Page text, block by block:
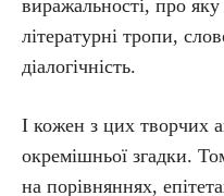
виражальності, про
літературні тропи,
діалогічність.
І кожен з цих творчих
окремішньої згадки.
на порівняннях,